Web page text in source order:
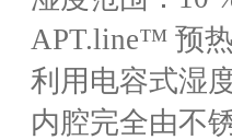
APT.line™ 预
利用电容式湿
内腔完全由不